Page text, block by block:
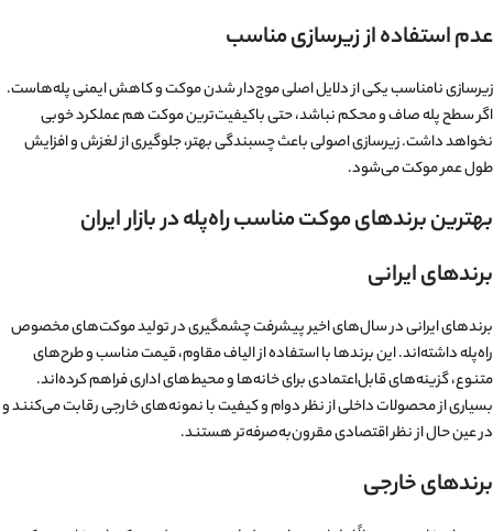
عدم استفاده از زیرسازی مناسب
زیرسازی نامناسب یکی از دلایل اصلی موج‌دار شدن موکت و کاهش ایمنی پله‌هاست.
اگر سطح پله صاف و محکم نباشد، حتی باکیفیت‌ترین موکت هم عملکرد خوبی
نخواهد داشت. زیرسازی اصولی باعث چسبندگی بهتر، جلوگیری از لغزش و افزایش
طول عمر موکت می‌شود.
بهترین برندهای موکت مناسب راه‌پله در بازار ایران
برندهای ایرانی
برندهای ایرانی در سال‌های اخیر پیشرفت چشمگیری در تولید موکت‌های مخصوص
راه‌پله داشته‌اند. این برندها با استفاده از الیاف مقاوم، قیمت مناسب و طرح‌های
متنوع، گزینه‌های قابل‌اعتمادی برای خانه‌ها و محیط‌های اداری فراهم کرده‌اند.
بسیاری از محصولات داخلی از نظر دوام و کیفیت با نمونه‌های خارجی رقابت می‌کنند و
در عین حال از نظر اقتصادی مقرون‌به‌صرفه‌تر هستند.
برندهای خارجی